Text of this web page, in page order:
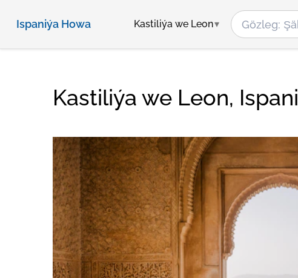
Ispaniýa Howa Kastiliýa we Leon
Kastiliýa we Leon,